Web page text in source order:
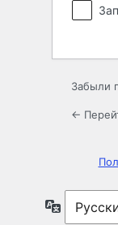
Забыли
←
Язык